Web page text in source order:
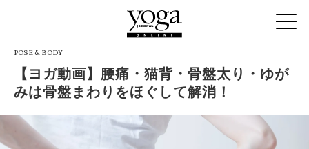
POSE & BODY
【ヨガ動画】腰痛・猫背・骨盤太り・ゆが
みは骨盤まわりをほぐして解消！